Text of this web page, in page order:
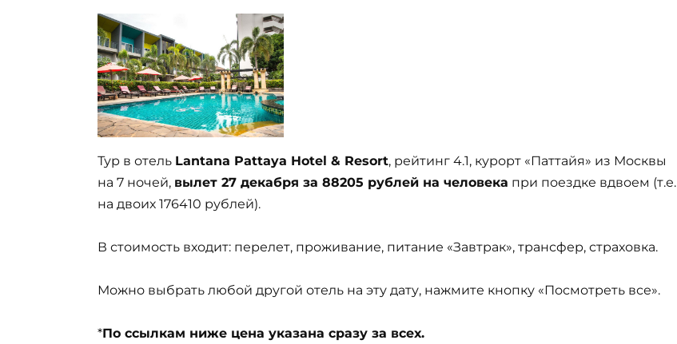
Тур в отель Lantana Pattaya Hotel & Resort, рейтинг 4.1, курорт «Паттайя» из Москвы
на 7 ночей, вылет 27 декабря за 88205 рублей на человека при поездке вдвоем (т.е.
на двоих 176410 рублей).
В стоимость входит: перелет, проживание, питание «Завтрак», трансфер, страховка.
Можно выбрать любой другой отель на эту дату, нажмите кнопку «Посмотреть все».
*По ссылкам ниже цена указана сразу за всех.